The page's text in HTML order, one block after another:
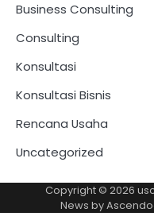
Business Consulting
Consulting
Konsultasi
Konsultasi Bisnis
Rencana Usaha
Uncategorized
Copyright © 2026
News by